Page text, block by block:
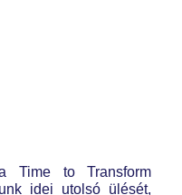
Time to Transform
idei utolsó ülését,